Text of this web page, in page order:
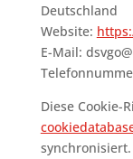
Deutschland
Website:
E-Mail: dsvgo@
Diese Cookie-
synchronisiert.